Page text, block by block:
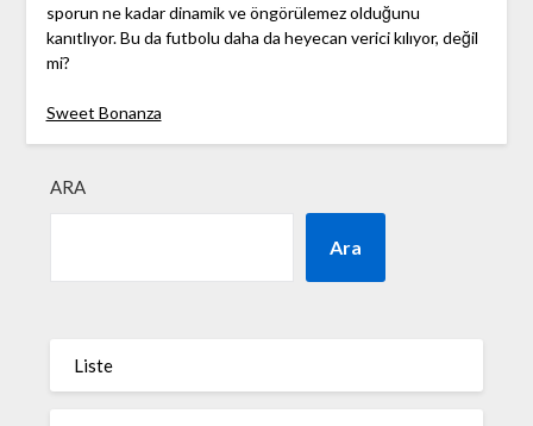
sporun ne kadar dinamik ve öngörülemez olduğunu
kanıtlıyor. Bu da futbolu daha da heyecan verici kılıyor, değil
mi?
Sweet Bonanza
ARA
Ara
Liste